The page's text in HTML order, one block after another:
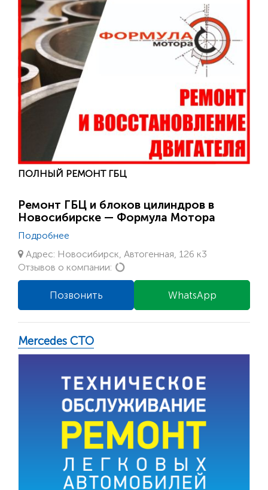
ПОЛНЫЙ РЕМОНТ ГБЦ
Ремонт ГБЦ и блоков цилиндров в
Новосибирске — Формула Мотора
Подробнее
Адрес: Новосибирск, Автогенная, 126 к3
Отзывов о компании:
WhatsApp
Позвонить
Mercedes СТО